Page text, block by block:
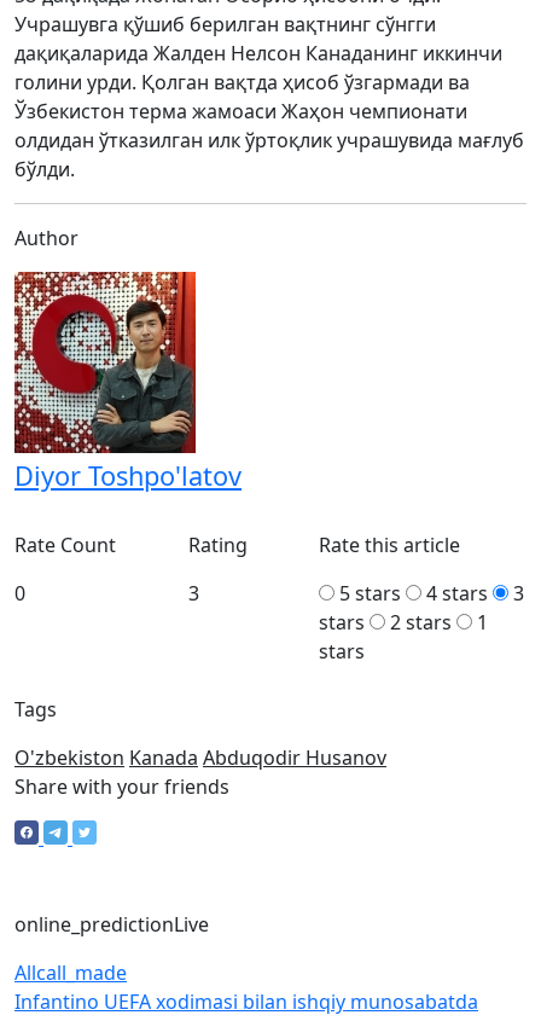
Учрашувга қўшиб берилган вақтнинг сўнгги
дақиқаларида Жалден Нелсон Канаданинг иккинчи
голини урди. Қолган вақтда ҳисоб ўзгармади ва
Ўзбекистон терма жамоаси Жаҳон чемпионати
олдидан ўтказилган илк ўртоқлик учрашувида мағлуб
бўлди.
Author
Diyor Toshpo'latov
Tags
O'zbekiston Kanada Abduqodir Husanov
Rate Count
0
Rating
3
Rate this article
5 stars
4 stars
3
stars
2 stars
1
stars
Share with your friends
online_predictionLive
Allcall_made
Infantino UEFA xodimasi bilan ishqiy munosabatda